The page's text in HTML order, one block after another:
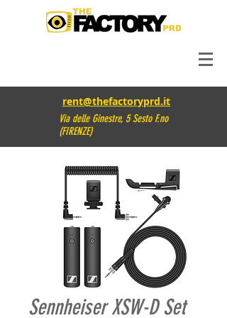
rent@thefactoryprd.it
Via delle Ginestre, 5 Sesto F.no
(FIRENZE)
Sennheiser XSW-D Set